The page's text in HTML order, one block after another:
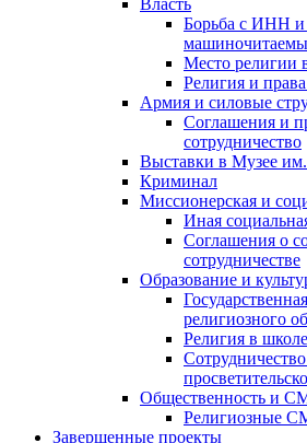
Власть
Борьба с ИНН и
Место религии
Религия и
Армия и силовые
Соглашения и
сотрудничество
Выставки в Музее
Криминал
Миссионерская и
Иная
Соглашения о
сотрудничестве
Образование и
религиозного
Религия в школе
Общественность и
Религиозные
Завершенные проекты